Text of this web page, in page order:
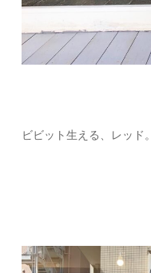
ビビット生える、レッド。